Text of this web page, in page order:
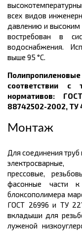
всех видов
давлению и высоким
востребован в
водоснабжения.
выше 95 °C.
соответствии с
нормативов:
88742502-2002,
Монтаж
Для соединения
электросварные,
прессовые,
фасонные части
блоксополимера
ГОСТ 26996 и ТУ
вкладыши для
луженой